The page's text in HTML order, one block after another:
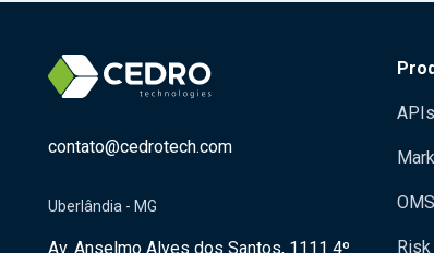
contato@cedrotech.com
Uberlândia - MG
Av. Anselmo Alves dos Santos, 1111 4º